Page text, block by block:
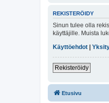
REKISTERÖIDY
Sinun tulee olla
käyttäjille. Muista
Käyttöehdot |
Rekisteröidy
Etusivu